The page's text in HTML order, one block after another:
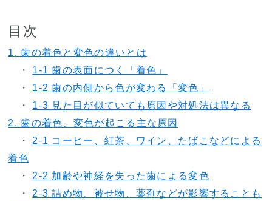
目次
1. 歯の着色と変色の違いとは
・ 1-1 歯の表面につく「着色」
・ 1-2 歯の内側から色が変わる「変色」
・ 1-3 見た目が似ていても原因や対処法は異なる
2. 歯の着色、変色が起こる主な原因
・ 2-1 コーヒー、紅茶、ワイン、たばこなどによる
着色
・ 2-2 加齢や神経を失った歯による変色
・ 2-3 詰め物、被せ物、薬剤などが影響することも